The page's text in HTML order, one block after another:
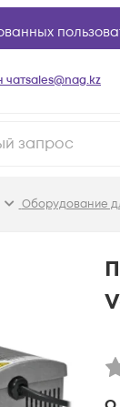
чатsales@nag.kz
Оборудование